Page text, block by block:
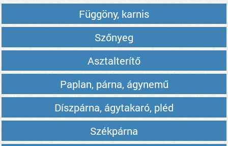
Függöny, karnis
Szőnyeg
Asztalterítő
Paplan, párna, ágynemű
Díszpárna, ágytakaró, pléd
Székpárna